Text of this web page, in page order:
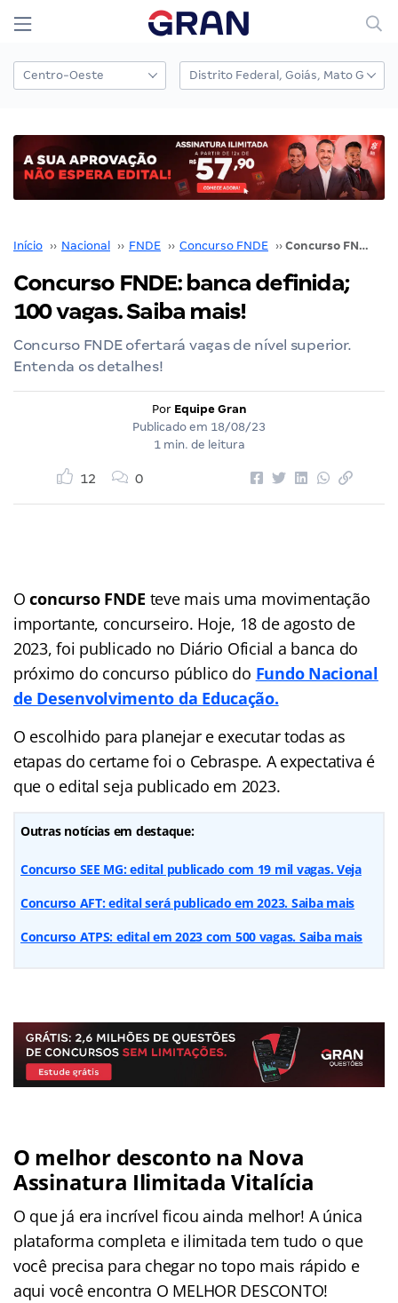
Início ›› Nacional ›› FNDE ›› Concurso FNDE ›› Concurso FNDE: banca definida; 100 vagas. Saiba mais!
Concurso FNDE: banca definida;
100 vagas. Saiba mais!
Concurso FNDE ofertará vagas de nível superior.
Entenda os detalhes!
Por Equipe Gran
Publicado em 18/08/23
1 min. de leitura
12 0
Oconcurso FNDE teve mais uma movimentação
importante, concurseiro. Hoje, 18 de agosto de
2023, foi publicado no Diário Oficial a banca do
próximo do concurso público do Fundo Nacional
de Desenvolvimento da Educação.
O escolhido para planejar e executar todas as
etapas do certame foi o Cebraspe. A expectativa é
que o edital seja publicado em 2023.
Outras notícias em destaque:
Concurso SEE MG: edital publicado com 19 mil vagas. Veja
Concurso AFT: edital será publicado em 2023. Saiba mais
Concurso ATPS: edital em 2023 com 500 vagas. Saiba mais
O melhor desconto na Nova
Assinatura Ilimitada Vitalícia
O que já era incrível ficou ainda melhor! A única
plataforma completa e ilimitada tem tudo o que
você precisa para chegar no topo mais rápido e
aqui você encontra O MELHOR DESCONTO!